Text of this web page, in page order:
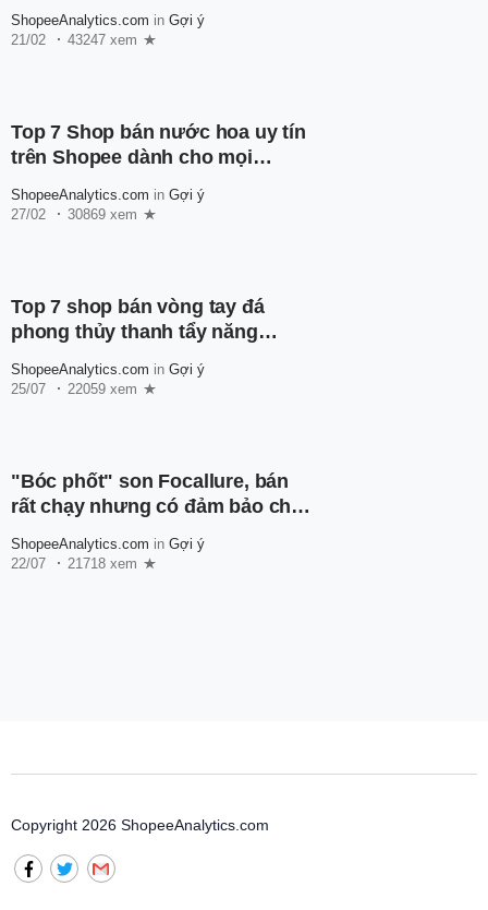
ShopeeAnalytics.com in Gợi ý
21/02
43247 xem
Top 7 Shop bán nước hoa uy tín
trên Shopee dành cho mọi
ShopeeAnalytics.com in Gợi ý
27/02
30869 xem
Top 7 shop bán vòng tay đá
phong thủy thanh tẩy năng
chủ nhân
ShopeeAnalytics.com in Gợi ý
25/07
22059 xem
"Bóc phốt" son Focallure, bán
rất chạy nhưng có đảm bảo chất
ShopeeAnalytics.com in Gợi ý
22/07
21718 xem
Copyright 2026 ShopeeAnalytics.com